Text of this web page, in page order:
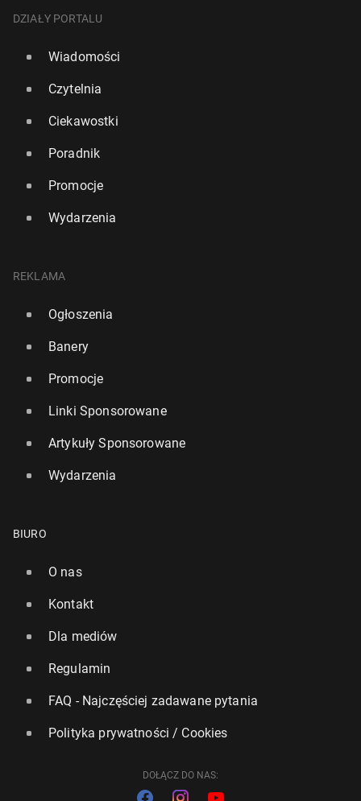
DZIAŁY PORTALU
Wiadomości
Czytelnia
Ciekawostki
Poradnik
Promocje
Wydarzenia
REKLAMA
Ogłoszenia
Banery
Promocje
Linki Sponsorowane
Artykuły Sponsorowane
Wydarzenia
BIURO
O nas
Kontakt
Dla mediów
Regulamin
FAQ - Najczęściej zadawane pytania
Polityka prywatności / Cookies
DOŁĄCZ DO NAS: